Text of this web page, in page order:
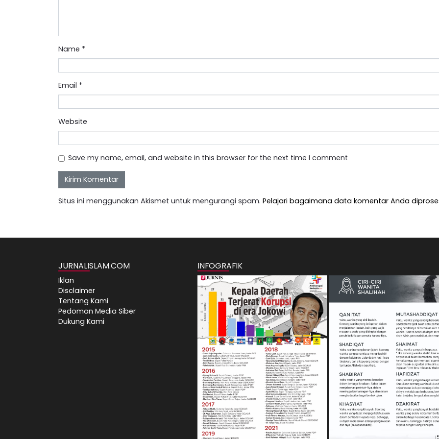
Name *
Email *
Website
Save my name, email, and website in this browser for the next time I comment
Situs ini menggunakan Akismet untuk mengurangi spam. Pelajari bagaimana data komentar Anda
JURNALISLAM.COM
Iklan
Disclaimer
Tentang Kami
Pedoman Media Siber
Dukung Kami
INFOGRAFIK